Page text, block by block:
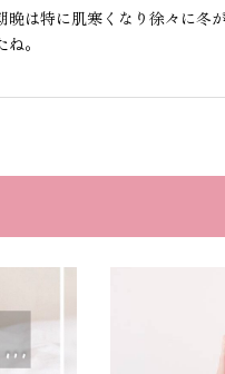
晩は特に肌寒くなり徐々に冬
ね。